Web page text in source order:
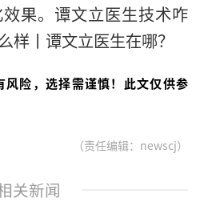
果。谭文立医生技术咋
样丨谭文立医生在哪？
风险，选择需谨慎！此文仅供参
（责任编辑：newscj）
关新闻